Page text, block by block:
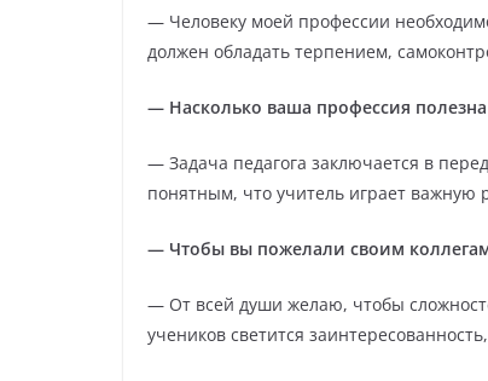
— Человеку моей профессии
должен обладать терпением,
— Насколько ваша профессия
— Задача педагога заключается в
понятным, что учитель играет важную
— Чтобы вы пожелали своим
— От всей души желаю, чтобы
учеников светится